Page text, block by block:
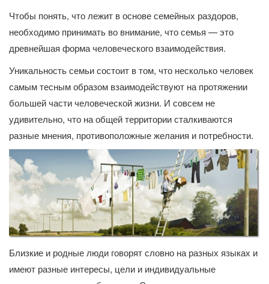
Чтобы понять, что лежит в основе семейных раздоров,
необходимо принимать во внимание, что семья — это
древнейшая форма человеческого взаимодействия.
Уникальность семьи состоит в том, что несколько человек
самым тесным образом взаимодействуют на протяжении
большей части человеческой жизни. И совсем не
удивительно, что на общей территории сталкиваются
разные мнения, противоположные желания и потребности.
Близкие и родные люди говорят словно на разных языках и
имеют разные интересы, цели и индивидуальные